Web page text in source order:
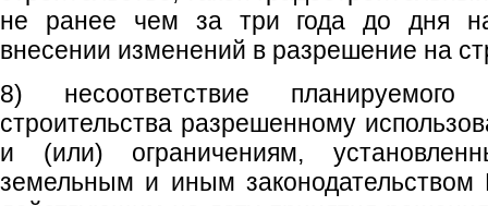
не ранее чем за три года до дня
внесении изменений в разрешение на
8) несоответствие планируемого
строительства разрешенному
и (или) ограничениям,
земельным и иным законодательством